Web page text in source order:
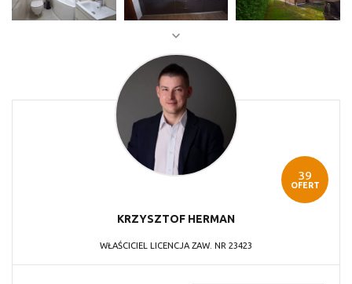
39
OFERT
KRZYSZTOF HERMAN
WŁAŚCICIEL LICENCJA ZAW. NR 23423